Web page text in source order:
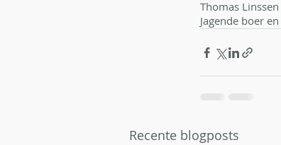
Thomas Linssen
Jagende boer
Recente blogposts